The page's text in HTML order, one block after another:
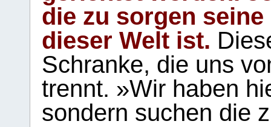
die zu sorgen
dieser Welt ist.
Schranke, die uns
trennt. »Wir haben
sondern suchen die